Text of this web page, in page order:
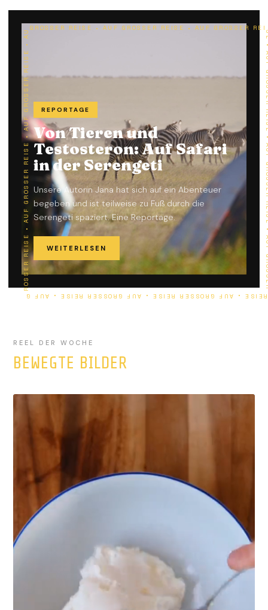
AUF GROSSER REISE • AUF GROSSER REISE • AUF GROSSER REISE • AUF GROSSER REISE • AUF GROSSER REISE • AUF GROSSER REISE • AUF GROSSER REISE • AUF GROSSER REISE • AUF GROSSER REISE • AUF GROSSER REISE • AUF GROSSER REISE • AUF GROSSER REISE • AUF GROSSER REISE • AUF GROSSER REISE • AUF
REPORTAGE
Von Tieren und
Testosteron: Auf Safari
in der Serengeti
Unsere Autorin Jana hat sich auf ein Abenteuer
begeben und ist teilweise zu Fuß durch die
Serengeti spaziert. Eine Reportage.
BEWEGTE BILDER